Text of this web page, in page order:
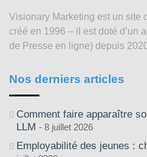
2003
Visionary Marketing est un site
créé en 1996 – il est doté d’un
de Presse en ligne) depuis
Nos derniers articles
Comment faire apparaître
LLM
8 juillet 2026
Employabilité des jeunes :